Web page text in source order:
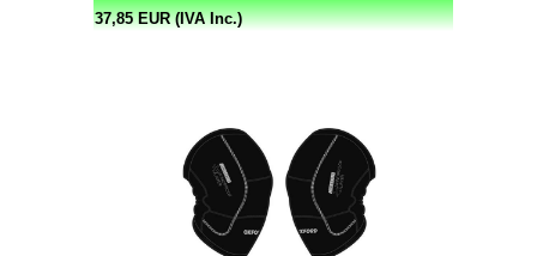
37,85 EUR (IVA Inc.)